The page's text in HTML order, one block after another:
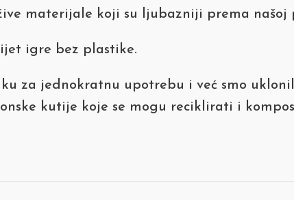
materijale koji su ljubazniji prema
igre bez plastike.
za jednokratnu upotrebu i već smo
kutije koje se mogu reciklirati i